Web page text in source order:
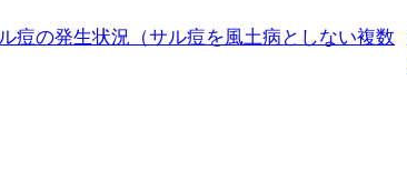
痘の発生状況（サル痘を風土病としない複数